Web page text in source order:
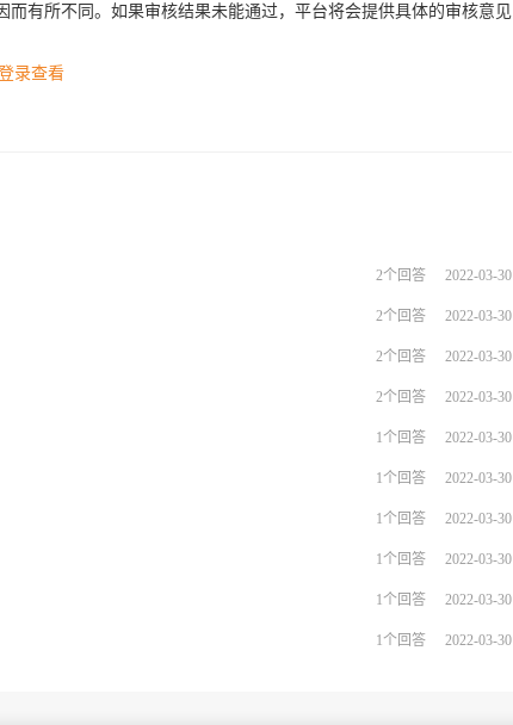
有所不同。如果审核结果未能通过，平台将会提供具体的审核意见
录查看
2个回答 2022-03-30
2个回答 2022-03-30
2个回答 2022-03-30
2个回答 2022-03-30
1个回答 2022-03-30
1个回答 2022-03-30
1个回答 2022-03-30
1个回答 2022-03-30
1个回答 2022-03-30
1个回答 2022-03-30